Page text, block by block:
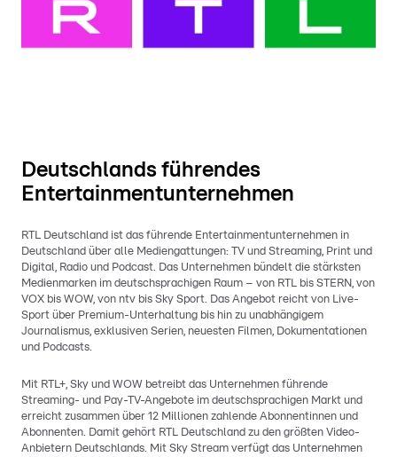
Deutschlands führendes
Entertainmentunternehmen
RTL Deutschland ist das führende Entertainmentunternehmen in
Deutschland über alle Mediengattungen: TV und Streaming, Print und
Digital, Radio und Podcast. Das Unternehmen bündelt die stärksten
Medienmarken im deutschsprachigen Raum – von RTL bis STERN, von
VOX bis WOW, von ntv bis Sky Sport. Das Angebot reicht von Live-
Sport über Premium-Unterhaltung bis hin zu unabhängigem
Journalismus, exklusiven Serien, neuesten Filmen, Dokumentationen
und Podcasts.
Mit RTL+, Sky und WOW betreibt das Unternehmen führende
Streaming- und Pay-TV-Angebote im deutschsprachigen Markt und
erreicht zusammen über 12 Millionen zahlende Abonnentinnen und
Abonnenten. Damit gehört RTL Deutschland zu den größten Video-
Anbietern Deutschlands. Mit Sky Stream verfügt das Unternehmen